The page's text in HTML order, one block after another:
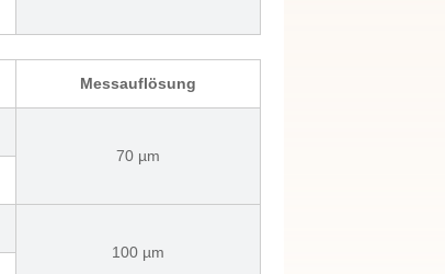
Messauflösung
70 µm
100 µm